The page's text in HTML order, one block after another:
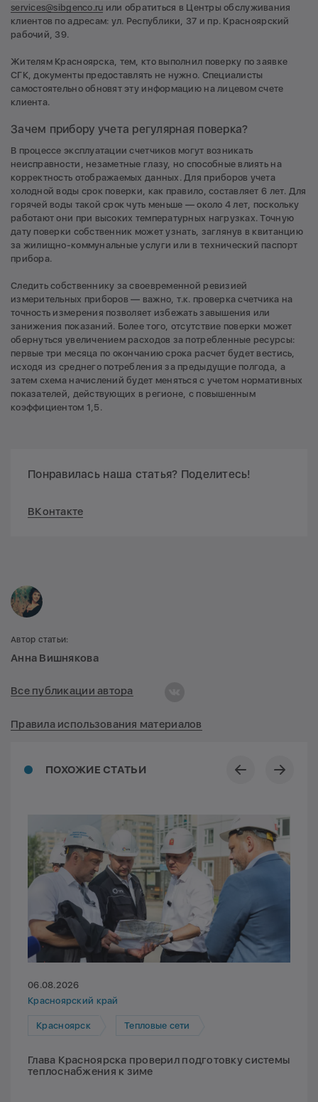
services@sibgenco.ru или обратиться в Центры обслуживания
клиентов по адресам: ул. Республики, 37 и пр. Красноярский
рабочий, 39.
Жителям Красноярска, тем, кто выполнил поверку по заявке
СГК, документы предоставлять не нужно. Специалисты
самостоятельно обновят эту информацию на лицевом счете
клиента.
Зачем прибору учета регулярная поверка?
В процессе эксплуатации счетчиков могут возникать
неисправности, незаметные глазу, но способные влиять на
корректность отображаемых данных. Для приборов учета
холодной воды срок поверки, как правило, составляет 6 лет. Для
горячей воды такой срок чуть меньше — около 4 лет, поскольку
работают они при высоких температурных нагрузках. Точную
дату поверки собственник может узнать, заглянув в квитанцию
за жилищно-коммунальные услуги или в технический паспорт
прибора.
Следить собственнику за своевременной ревизией
измерительных приборов — важно, т.к. проверка счетчика на
точность измерения позволяет избежать завышения или
занижения показаний. Более того, отсутствие поверки может
обернуться увеличением расходов за потребленные ресурсы:
первые три месяца по окончанию срока расчет будет вестись,
исходя из среднего потребления за предыдущие полгода, а
затем схема начислений будет меняться с учетом нормативных
показателей, действующих в регионе, с повышенным
коэффициентом 1,5.
Понравилась наша статья? Поделитесь!
ВКонтакте
ПОХОЖИЕ СТАТЬИ
06.08.2026
Красноярский край
Красноярск Тепловые сети
Глава Красноярска проверил подготовку системы
теплоснабжения к зиме
Автор статьи:
Анна Вишнякова
Все публикации автора
Правила использования материалов